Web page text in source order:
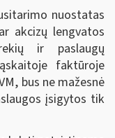
nuostatas
akcizų lengvatos
ir paslaugų
faktūroje
bus ne mažesnė
įsigytos tik